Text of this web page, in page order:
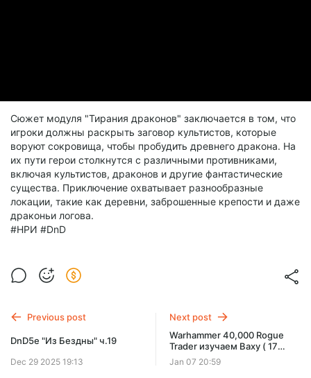
Сюжет модуля "Тирания драконов" заключается в том, что
игроки должны раскрыть заговор культистов, которые
воруют сокровища, чтобы пробудить древнего дракона. На
их пути герои столкнутся с различными противниками,
включая культистов, драконов и другие фантастические
существа. Приключение охватывает разнообразные
локации, такие как деревни, заброшенные крепости и даже
драконьи логова.
#НРИ #DnD
Previous post
DnD5e "Из Бездны" ч.19
Dec 29 2025 19:13
Next post
Warhammer 40,000 Rogue
Trader изучаем Ваху ( 17
часть )
Jan 07 20:59